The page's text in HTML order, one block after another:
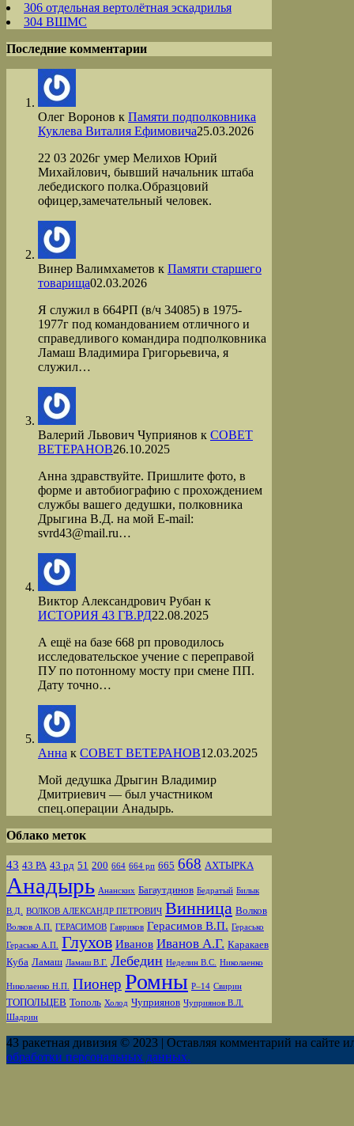
306 отдельная вертолётная эскадрилья
304 ВШМС
Последние комментарии
Олег Воронов к Памяти подполковника
Куклева Виталия Ефимовича25.03.2026
22 03 2026г умер Мелихов Юрий
Михайлович, бывший начальник штаба
лебедиского полка.Образцовий
офицер,замечательный человек.
Винер Валимхаметов к Памяти старшего
товарища02.03.2026
Я служил в 664РП (в/ч 34085) в 1975-
1977г под командованием отличного и
справедливого командира подполковника
Ламаш Владимира Григорьевича, я
служил…
Валерий Львович Чуприянов к СОВЕТ
ВЕТЕРАНОВ26.10.2025
Анна здравствуйте. Пришлите фото, в
форме и автобиографию с прохождением
службы вашего дедушки, полковника
Дрыгина В.Д. на мой Е-mail:
svrd43@mail.ru…
Виктор Александрович Рубан к
ИСТОРИЯ 43 ГВ.РД22.08.2025
А ещё на базе 668 рп проводилось
исследовательское учение с переправой
ПУ по потонному мосту при смене ПП.
Дату точно…
Анна к СОВЕТ ВЕТЕРАНОВ12.03.2025
Мой дедушка Дрыгин Владимир
Дмитриевич — был участником
спец.операции Анадырь.
Облако меток
43 43 РА 43 рд 51 200 664 664 рп 665 668 АХТЫРКА
Анадырь Ананских Багаутдинов Бедратый Билык
В.Д. ВОЛКОВ АЛЕКСАНДР ПЕТРОВИЧ Винница Волков
Волков А.П. ГЕРАСИМОВ Гавриков Герасимов В.П. Герасько
Герасько А.П. Глухов Иванов Иванов А.Г. Каракаев
Куба Ламаш Ламаш В.Г. Лебедин Неделин В.С. Николаенко
Николаенко Н.П. Пионер Ромны Р–14 Свирин
ТОПОЛЬЦЕВ Тополь Холод Чуприянов Чуприянов В.Л.
Шадрин
43 ракетная дивизия © 2023 | Оставляя комментарий на сайте
обработки персональных данных.